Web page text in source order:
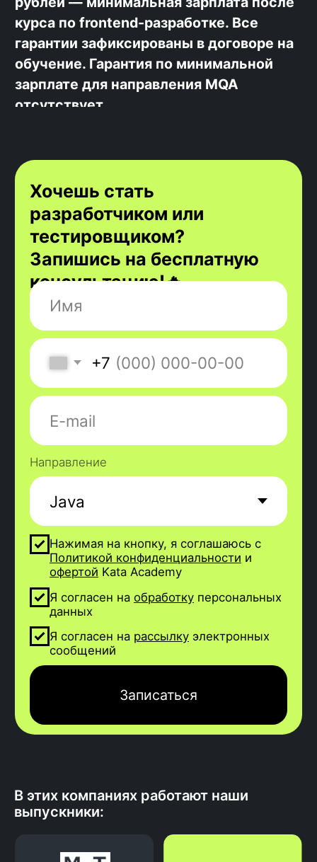
В этих компаниях работают наши
выпускники:
Переходи в наше сообщество ВК
задавай вопросы напрямую нашим
выпускникам
Kata Community — сообщество
выпускников для общения, обмена
знаниями и развития в профессии